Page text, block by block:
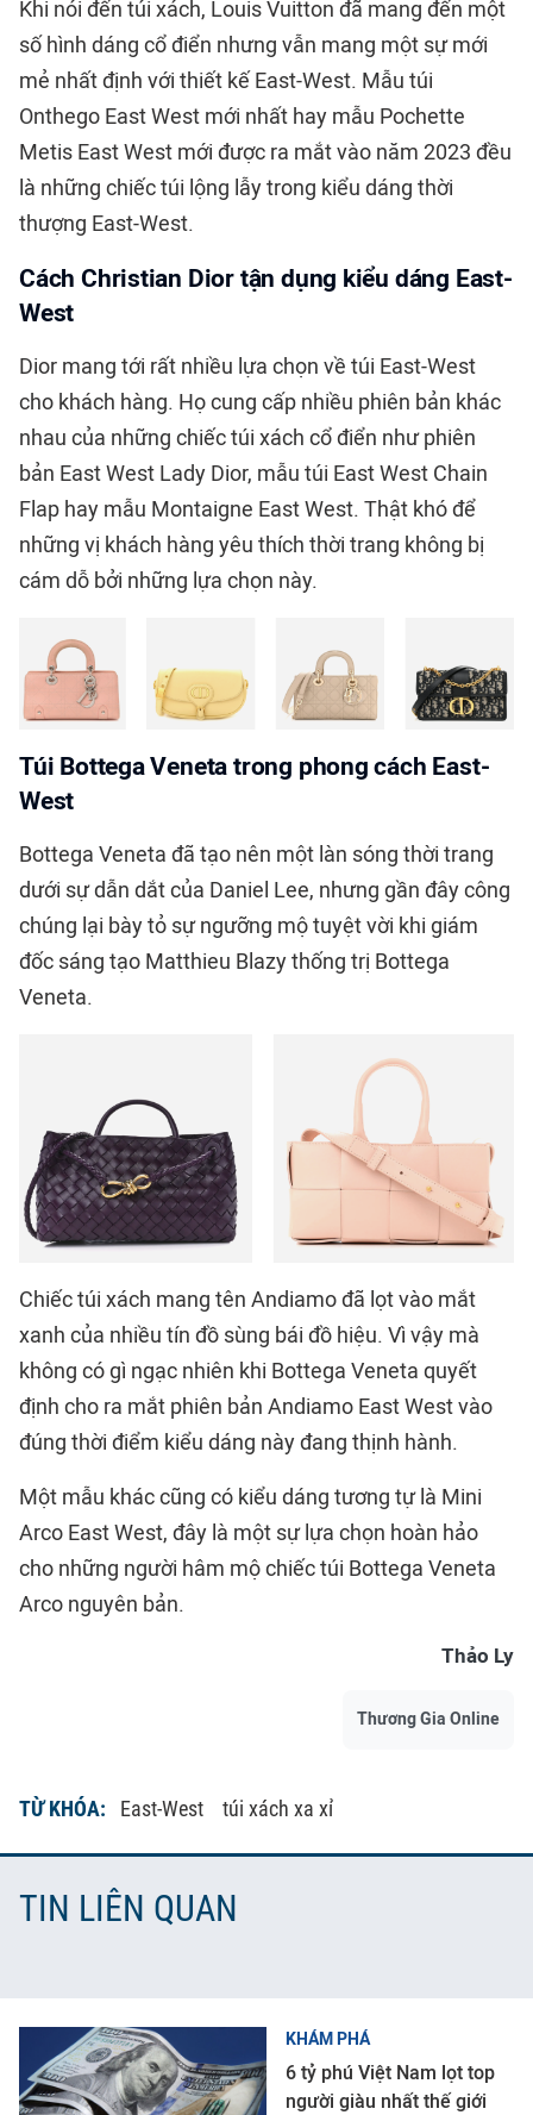
Khi nói đến túi xách, Louis Vuitton đã mang đến một
số hình dáng cổ điển nhưng vẫn mang một sự mới
mẻ nhất định với thiết kế East-West. Mẫu túi
Onthego East West mới nhất hay mẫu Pochette
Metis East West mới được ra mắt vào năm 2023 đều
là những chiếc túi lộng lẫy trong kiểu dáng thời
thượng East-West.
Cách Christian Dior tận dụng kiểu dáng East-
West
Dior mang tới rất nhiều lựa chọn về túi East-West
cho khách hàng. Họ cung cấp nhiều phiên bản khác
nhau của những chiếc túi xách cổ điển như phiên
bản East West Lady Dior, mẫu túi East West Chain
Flap hay mẫu Montaigne East West. Thật khó để
những vị khách hàng yêu thích thời trang không bị
cám dỗ bởi những lựa chọn này.
Túi Bottega Veneta trong phong cách East-
West
Bottega Veneta đã tạo nên một làn sóng thời trang
dưới sự dẫn dắt của Daniel Lee, nhưng gần đây công
chúng lại bày tỏ sự ngưỡng mộ tuyệt vời khi giám
đốc sáng tạo Matthieu Blazy thống trị Bottega
Veneta.
Chiếc túi xách mang tên Andiamo đã lọt vào mắt
xanh của nhiều tín đồ sùng bái đồ hiệu. Vì vậy mà
không có gì ngạc nhiên khi Bottega Veneta quyết
định cho ra mắt phiên bản Andiamo East West vào
đúng thời điểm kiểu dáng này đang thịnh hành.
Một mẫu khác cũng có kiểu dáng tương tự là Mini
Arco East West, đây là một sự lựa chọn hoàn hảo
cho những người hâm mộ chiếc túi Bottega Veneta
Arco nguyên bản.
Thảo Ly
Thương Gia Online
TỪ KHÓA: East-West túi xách xa xỉ
TIN LIÊN QUAN
KHÁM PHÁ
6 tỷ phú Việt Nam lọt top
người giàu nhất thế giới